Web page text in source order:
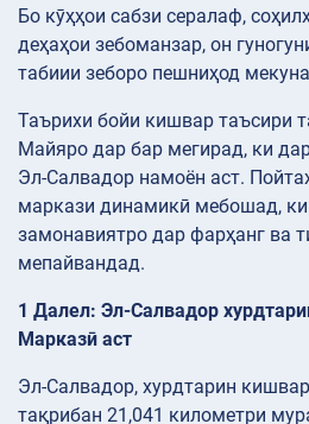
Бо кӯҳҳои сабзи сералаф,
деҳаҳои зебоманзар, он
табиии зеборо пешниҳод
Таърихи бойи кишвар таъсири
Майяро дар бар мегирад, ки
Эл-Салвадор намоён аст.
маркази динамикӣ мебошад,
замонавиятро дар фарҳанг ва
мепайвандад.
1 Далел: Эл-Салвадор
Марказӣ аст
Эл-Салвадор, хурдтарин
тақрибан 21,041 километри